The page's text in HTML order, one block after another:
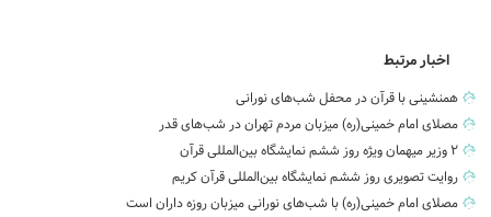
اخبار مرتبط
همنشینی با قرآن در محفل شب‌های نورانی
مصلای امام خمینی(ره) میزبان مردم تهران در شب‌های قدر
۲ وزیر میهمان ویژه روز ششم نمایشگاه بین‌المللی قرآن
روایت تصویری روز ششم نمایشگاه بین‌المللی قرآن کریم
مصلای امام خمینی(ره) با شب‌های نورانی میزبان روزه داران است